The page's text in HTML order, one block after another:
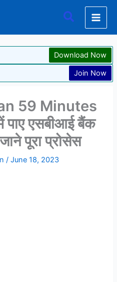
Search
Download Now
Join Now
59 Minutes
पाए एसबीआई बैंक
पूरा प्रोसेस
/June 18, 2023